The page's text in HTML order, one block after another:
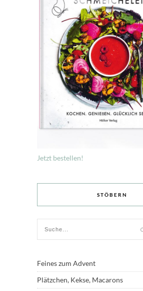
Jetzt bestellen!
STÖBERN
Feines zum Advent
Plätzchen, Kekse, Macarons